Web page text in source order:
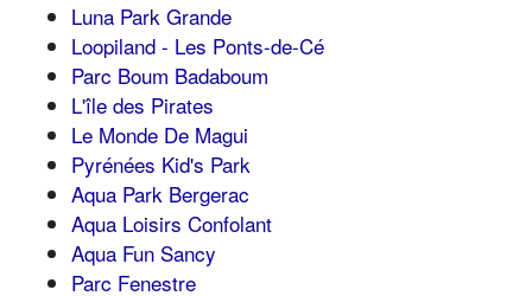
Luna Park Grande
Loopiland - Les Ponts-de-Cé
Parc Boum Badaboum
L'île des Pirates
Le Monde De Magui
Pyrénées Kid's Park
Aqua Park Bergerac
Aqua Loisirs Confolant
Aqua Fun Sancy
Parc Fenestre